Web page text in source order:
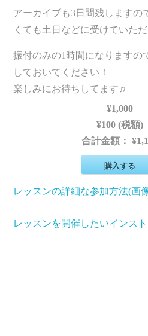
アーカイブも3日間残しますの
くても土日などに受けていた
振付のみの1時間になりますの
しておいてください！
楽しみにお待ちしてます♫
¥1,000
¥100 (税額)
合計金額：
購入する
レッスンの詳細な参加方法(画
レッスンを開催したいインス